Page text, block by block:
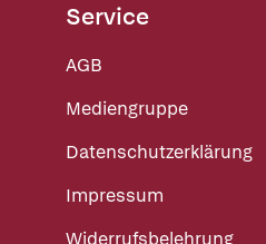
Service
AGB
Mediengruppe
Datenschutzerklärung
Impressum
Widerrufsbelehrung